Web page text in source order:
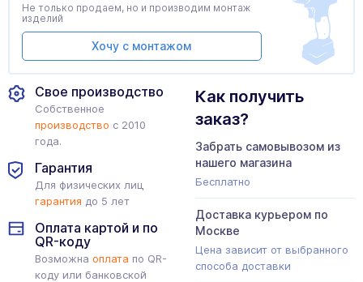
Свое производство
Собственное
производство с 2010
года.
Гарантия
Для физических лиц
гарантия до 5 лет
Оплата картой и по
QR-коду
Возможна оплата по QR-
коду или банковской
Как получить
заказ?
Забрать самовывозом из
нашего магазина
Бесплатно
Доставка курьером по
Москве
Цена зависит от выбранного
способа доставки
Не только продаем, но и производим монтаж
изделий
Хочу с монтажом